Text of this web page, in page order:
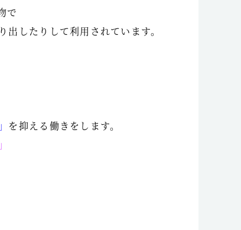
で
したりして利用されています。
を抑える働きをします。